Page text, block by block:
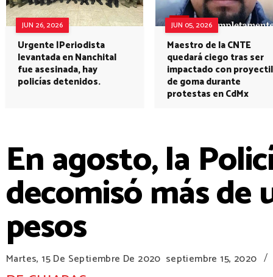
JUN 26, 2026
Urgente |Periodista
levantada en Nanchital
fue asesinada, hay
policías detenidos.
JUN 05, 2026
Maestro de la CNTE
quedará ciego tras ser
impactado con proyectil
de goma durante
protestas en CdMx
En agosto, la
decomisó más
pesos
Martes, 15 De Septiembre De 2020 septiembre 15, 2020 /